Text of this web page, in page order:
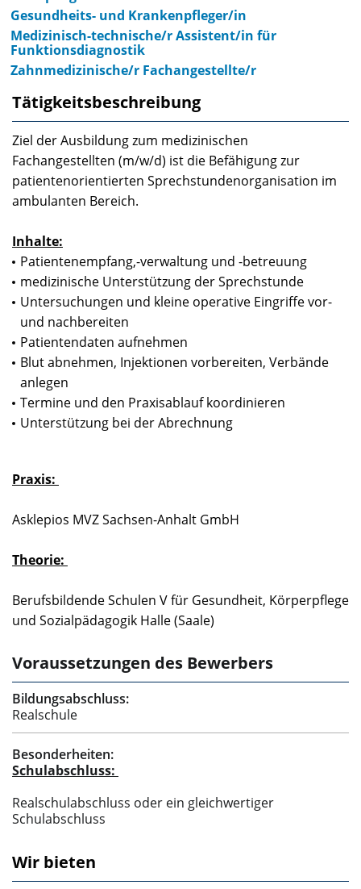
Gesundheits- und Krankenpfleger/in
Medizinisch-technische/r Assistent/in für
Funktionsdiagnostik
Zahnmedizinische/r Fachangestellte/r
Tätigkeitsbeschreibung
Ziel der Ausbildung zum medizinischen
Fachangestellten (m/w/d) ist die Befähigung zur
patientenorientierten Sprechstundenorganisation im
ambulanten Bereich.
Inhalte:
Patientenempfang,-verwaltung und -betreuung
medizinische Unterstützung der Sprechstunde
Untersuchungen und kleine operative Eingriffe vor-
und nachbereiten
Patientendaten aufnehmen
Blut abnehmen, Injektionen vorbereiten, Verbände
anlegen
Termine und den Praxisablauf koordinieren
Unterstützung bei der Abrechnung
Praxis:
Asklepios MVZ Sachsen-Anhalt GmbH
Theorie:
Berufsbildende Schulen V für Gesundheit, Körperpflege
und Sozialpädagogik Halle (Saale)
Voraussetzungen des Bewerbers
Bildungsabschluss:
Realschule
Besonderheiten:
Schulabschluss:
Realschulabschluss oder ein gleichwertiger
Schulabschluss
Wir bieten